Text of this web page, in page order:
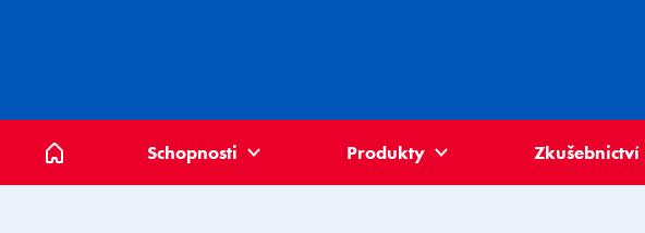
Schopnosti
Produkty Zkušebnictví